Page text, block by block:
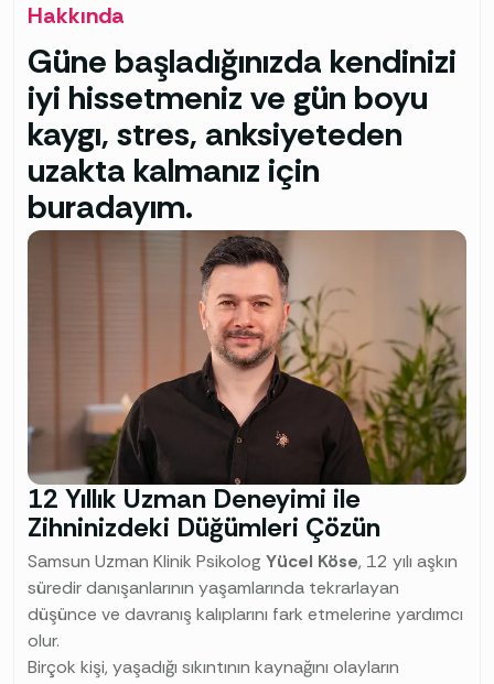
Hakkında
Güne başladığınızda kendinizi
iyi hissetmeniz ve gün boyu
kaygı, stres, anksiyeteden
uzakta kalmanız için
buradayım.
12 Yıllık Uzman Deneyimi ile
Zihninizdeki Düğümleri Çözün
Samsun Uzman Klinik Psikolog Yücel Köse, 12 yılı aşkın
süredir danışanlarının yaşamlarında tekrarlayan
düşünce ve davranış kalıplarını fark etmelerine yardımcı
olur.
Birçok kişi, yaşadığı sıkıntının kaynağını olayların